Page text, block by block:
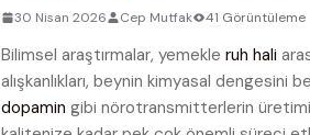
30 Nisan 2026 Cep Mutfak 41 Görüntüleme
Bilimsel araştırmalar, yemekle ruh hali
alışkanlıkları, beynin kimyasal
dopamin gibi nörotransmitterlerin